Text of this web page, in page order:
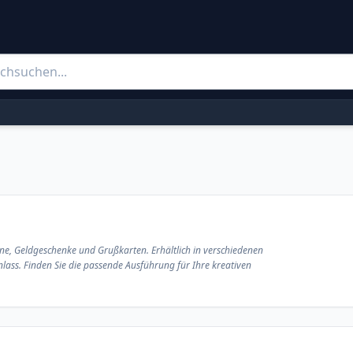
Geldgeschenke und Grußkarten. Erhältlich in verschiedenen
Finden Sie die passende Ausführung für Ihre kreativen